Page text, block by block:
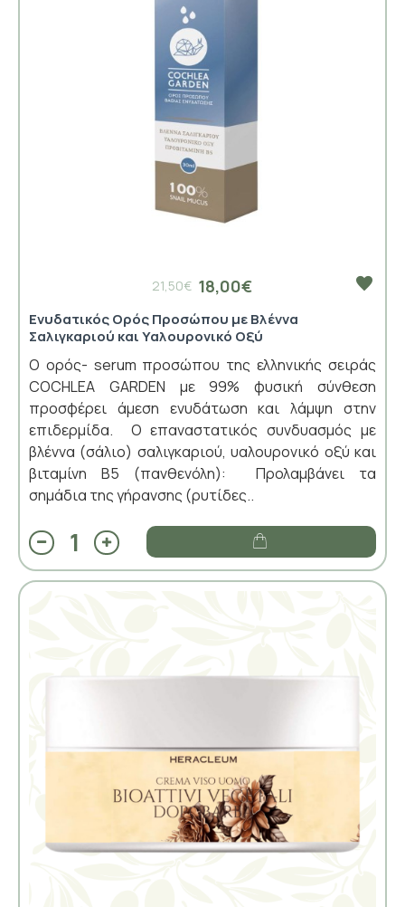
18,00€
21,50€
Ενυδατικός Ορός Προσώπου με Βλέννα
Σαλιγκαριού και Υαλουρονικό Οξύ
Ο ορός- serum προσώπου της ελληνικής σειράς
COCHLEA GARDEN με 99% φυσική σύνθεση
προσφέρει άμεση ενυδάτωση και λάμψη στην
επιδερμίδα. Ο επαναστατικός συνδυασμός με
βλέννα (σάλιο) σαλιγκαριού, υαλουρονικό οξύ και
βιταμίνη Β5 (πανθενόλη): Προλαμβάνει τα
σημάδια της γήρανσης (ρυτίδες..